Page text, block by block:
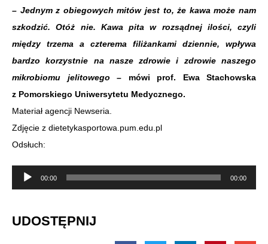
– Jednym z obiegowych mitów jest to, że kawa może nam
szkodzić. Otóż nie. Kawa pita w rozsądnej ilości, czyli
między trzema a czterema filiżankami dziennie, wpływa
bardzo korzystnie na nasze zdrowie i zdrowie naszego
mikrobiomu jelitowego – mówi prof. Ewa Stachowska
z Pomorskiego Uniwersytetu Medycznego.
Materiał agencji Newseria.
Zdjęcie z dietetykasportowa.pum.edu.pl
Odsłuch:
Odtwarzacz
plików
00:00 00:00
UDOSTĘPNIJ